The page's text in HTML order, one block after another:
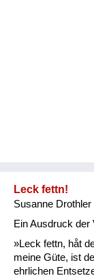
Leck fettn!
Susanne Drothler
Ein Ausdruck der
»Leck fettn, håt
meine Güte, ist
ehrlichen